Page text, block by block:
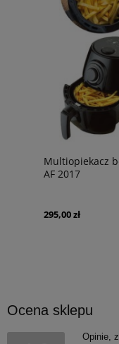
Multiopiekacz
AF 2017
295,00 zł
Ocena sklepu
Opinie,